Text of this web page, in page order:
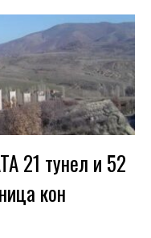
21 тунел и 52
кон